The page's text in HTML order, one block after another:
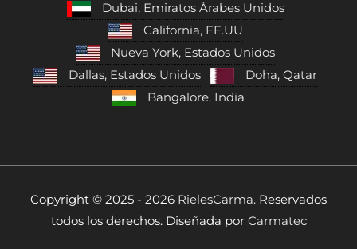
Dubai, Emiratos Árabes Unidos
California, EE.UU
Nueva York, Estados Unidos
Dallas, Estados Unidos
Doha, Qatar
Bangalore, India
Copyright © 2025 - 2026 RielesCarma. Reservados
todos los derechos. Diseñada por Carmatec